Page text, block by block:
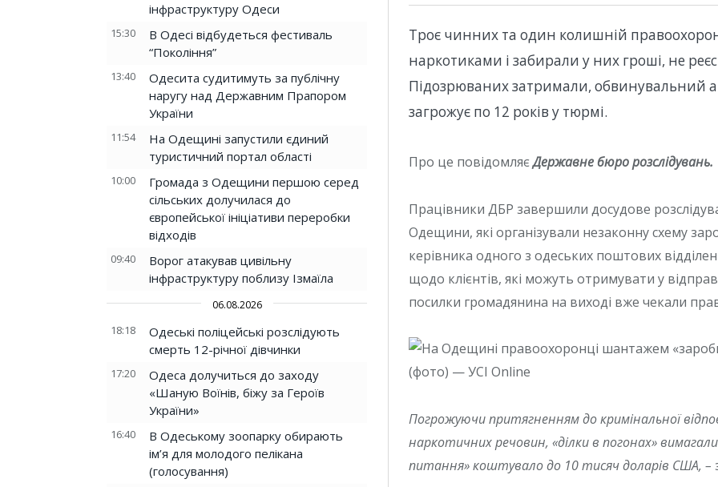
інфраструктуру Одеси
15:30
В Одесі відбудеться фестиваль
“Покоління”
13:40
Одесита судитимуть за публічну
наругу над Державним Прапором
України
11:54
На Одещині запустили єдиний
туристичний портал області
10:00
Громада з Одещини першою серед
сільських долучилася до
європейської ініціативи переробки
відходів
09:40
Ворог атакував цивільну
інфраструктуру поблизу Ізмаїла
06.08.2026
18:18
Одеські поліцейські розслідують
смерть 12-річної дівчинки
17:20
Одеса долучиться до заходу
«Шаную Воїнів, біжу за Героїв
України»
16:40
В Одеському зоопарку обирають
ім’я для молодого пелікана
(голосування)
Троє чинних та один колишній
наркотиками і забирали у них гроші, не
Підозрюваних затримали, обвинувальний
загрожує по 12 років у тюрмі.
Про це повідомляєДержавне бюро розслідувань.
Працівники ДБР завершили досудове
Одещини, які організували незаконну схему
керівника одного з одеських поштових
щодо клієнтів, які можуть отримувати у
посилки громадянина на виході вже чекали
Погрожуючи притягненням до кримінальної
наркотичних речовин, «ділки в погонах»
питання» коштувало до 10 тисяч доларів США, –